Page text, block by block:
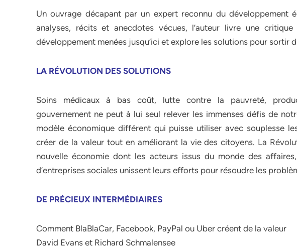
Un ouvrage décapant par un expert reconnu du développement
analyses, récits et anecdotes vécues, l’auteur livre une
développement menées jusqu’ici et explore les solutions pour sortir
LA RÉVOLUTION DES SOLUTIONS
Soins médicaux à bas coût, lutte contre la pauvreté,
gouvernement ne peut à lui seul relever les immenses défis de
modèle économique différent qui puisse utiliser avec souplesse
créer de la valeur tout en améliorant la vie des citoyens. La
nouvelle économie dont les acteurs issus du monde des
d’entreprises sociales unissent leurs efforts pour résoudre les
DE PRÉCIEUX INTERMÉDIAIRES
Comment BlaBlaCar, Facebook, PayPal ou Uber créent de la valeur
David Evans et Richard Schmalensee